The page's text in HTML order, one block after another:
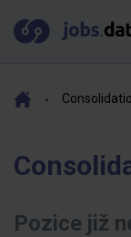
Pozice již